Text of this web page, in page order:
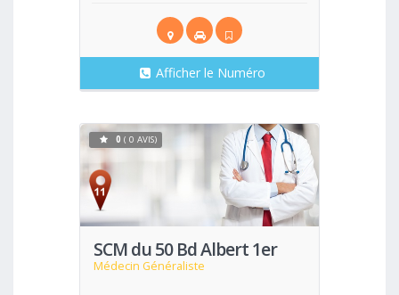
Afficher le Numéro
SCM du 50 Bd Albert 1er
Médecin Généraliste
Voir
0 ( 0 AVIS)